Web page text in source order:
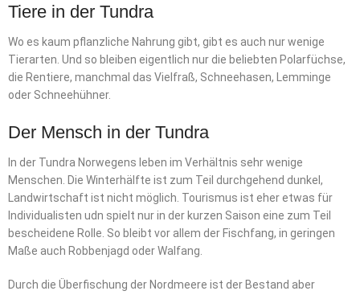
Tiere in der Tundra
Wo es kaum pflanzliche Nahrung gibt, gibt es auch nur wenige
Tierarten. Und so bleiben eigentlich nur die beliebten Polarfüchse,
die Rentiere, manchmal das Vielfraß, Schneehasen, Lemminge
oder Schneehühner.
Der Mensch in der Tundra
In der Tundra Norwegens leben im Verhältnis sehr wenige
Menschen. Die Winterhälfte ist zum Teil durchgehend dunkel,
Landwirtschaft ist nicht möglich. Tourismus ist eher etwas für
Individualisten udn spielt nur in der kurzen Saison eine zum Teil
bescheidene Rolle. So bleibt vor allem der Fischfang, in geringen
Maße auch Robbenjagd oder Walfang.
Durch die Überfischung der Nordmeere ist der Bestand aber